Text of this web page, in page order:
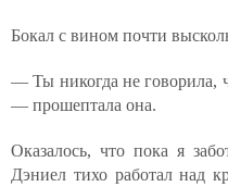
Бокал с вином почти
— Ты никогда не говорила,
— прошептала она.
Оказалось, что пока я
Дэниел тихо работал над